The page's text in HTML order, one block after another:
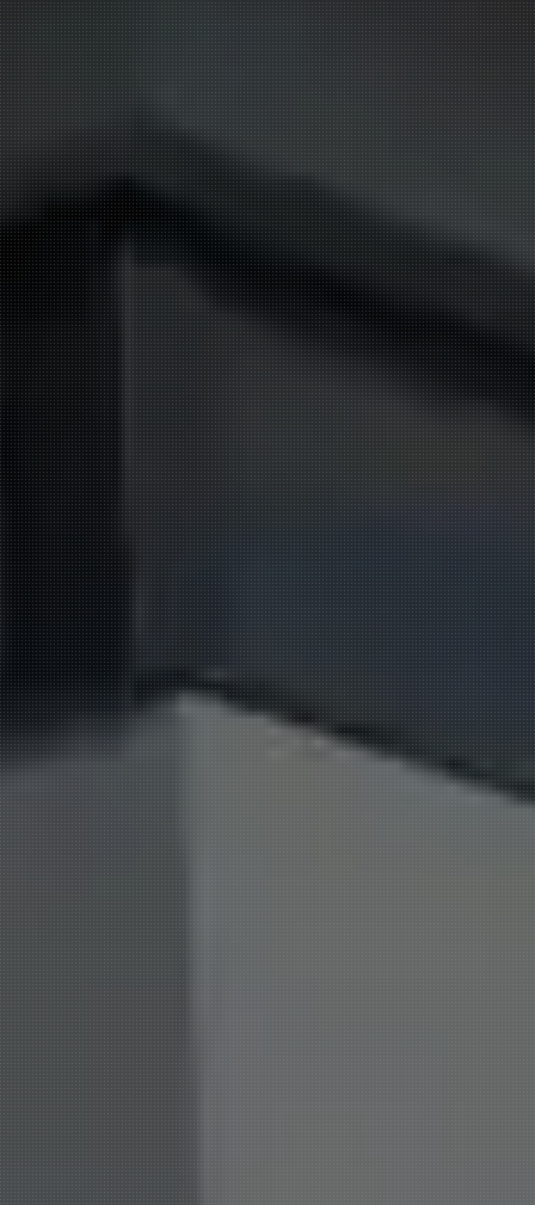
MODERN CSALÁDIHÁZ
TERVEZÉS
KULCSRAKÉSZ LAKÓHÁZ
ÉPÍTÉS